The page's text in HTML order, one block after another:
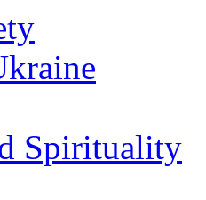
Spirituality